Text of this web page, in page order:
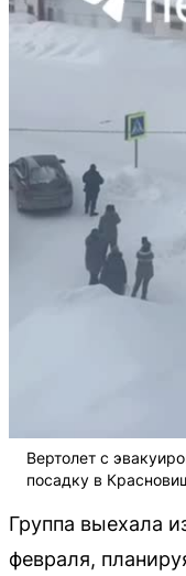
Вертолет с
посадку в
Группа выехала
февраля,